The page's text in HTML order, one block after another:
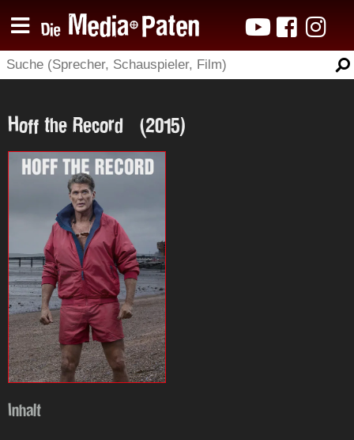
Hoff the Record (2015)
Inhalt